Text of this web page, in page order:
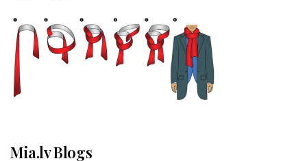
Mia.lv Blogs